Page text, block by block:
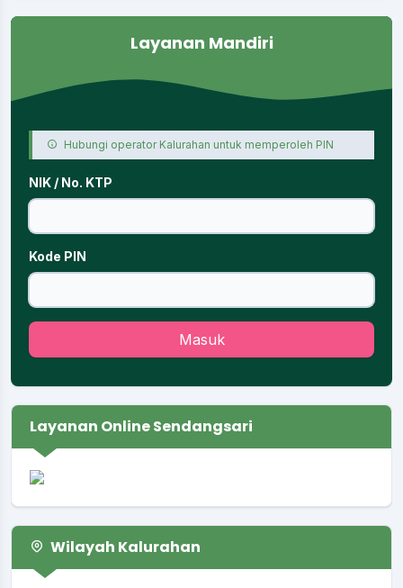
Layanan Mandiri
Hubungi operator Kalurahan untuk memperoleh PIN
NIK / No. KTP
Kode PIN
Masuk
Layanan Online Sendangsari
Wilayah Kalurahan